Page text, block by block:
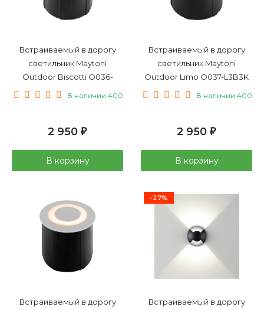
Встраиваемый в дорогу
светильник Maytoni
Outdoor Biscotti O036-
L3B3K
В наличии 400
2 950 ₽
В корзину
Встраиваемый в дорогу
светильник Maytoni
Outdoor Limo O037-L3B3K
В наличии 400
2 950 ₽
В корзину
Встраиваемый в дорогу
-27%
Встраиваемый в дорогу